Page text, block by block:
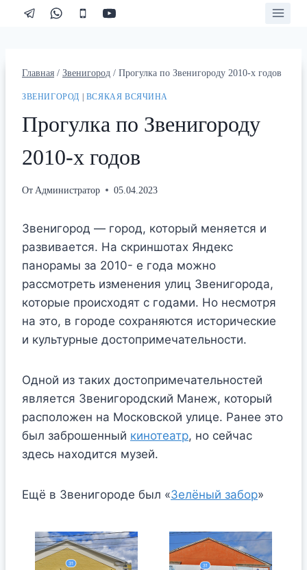
Перейти
Главная / Звенигород / Прогулка по Звенигороду 2010-х годов
ЗВЕНИГОРОД ВСЯКАЯ ВСЯЧИНА
Прогулка по Звенигороду
2010-х годов
От Администратор 05.04.2023
Звенигород — город, который меняется и
развивается. На скриншотах Яндекс
панорамы за 2010- е года можно
рассмотреть изменения улиц Звенигорода,
которые происходят с годами. Но несмотря
на это, в городе сохраняются исторические
и культурные достопримечательности.
Одной из таких достопримечательностей
является Звенигородский Манеж, который
расположен на Московской улице. Ранее это
был заброшенный кинотеатр, но сейчас
здесь находится музей.
Ещё в Звенигороде был «Зелёный забор»